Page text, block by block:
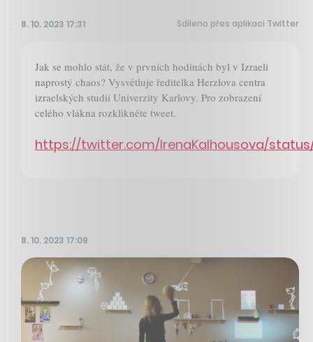
8. 10. 2023 17:31 Sdíleno přes aplikaci Twitter
Jak se mohlo stát, že v prvních hodinách byl v Izraeli
naprostý chaos? Vysvětluje ředitelka Herzlova centra
izraelských studií Univerzity Karlovy. Pro zobrazení
celého vlákna rozklikněte tweet.
https://twitter.com/IrenaKalhousova/status/
8. 10. 2023 17:09